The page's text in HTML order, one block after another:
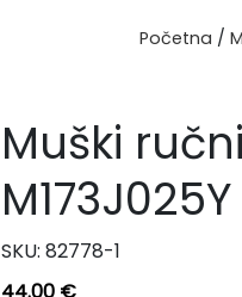
Početna /
Muški
M173J025Y
SKU:82778-1